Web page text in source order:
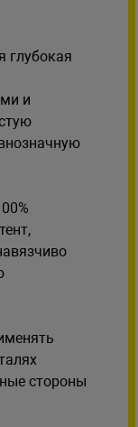
глубокая
и
стороны